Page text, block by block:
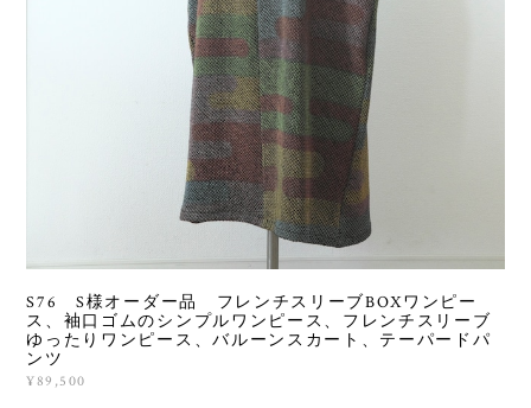
S76 S様オーダー品 フレンチスリーブBOXワンピー
ス、袖口ゴムのシンプルワンピース、フレンチスリーブ
ゆったりワンピース、バルーンスカート、テーパードパ
ンツ
¥89,500